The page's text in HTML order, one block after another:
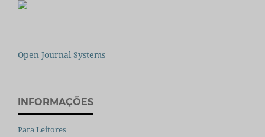
Open Journal Systems
INFORMAÇÕES
Para Leitores